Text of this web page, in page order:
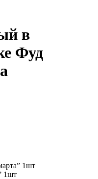
в
Фуд
1шт
1шт